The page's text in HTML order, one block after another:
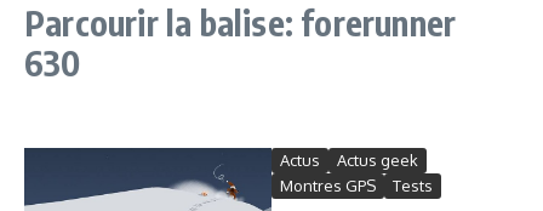
Parcourir la balise: forerunner
630
Actus
Actus geek
Montres GPS
Tests